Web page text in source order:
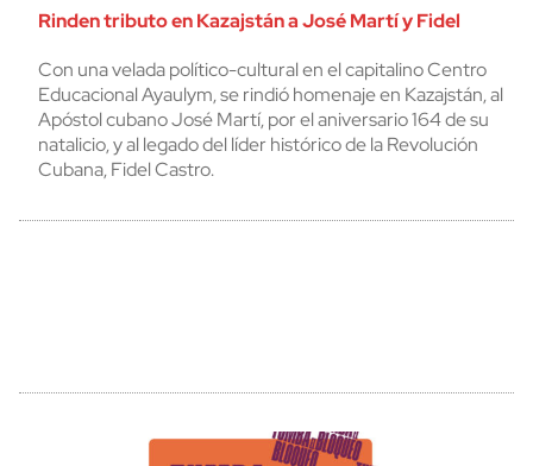
Rinden tributo en Kazajstán a José Martí y Fidel
Con una velada político-cultural en el capitalino Centro
Educacional Ayaulym, se rindió homenaje en Kazajstán, al
Apóstol cubano José Martí, por el aniversario 164 de su
natalicio, y al legado del líder histórico de la Revolución
Cubana, Fidel Castro.